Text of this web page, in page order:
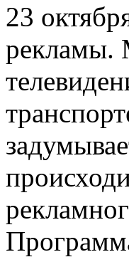
23
рекламы.